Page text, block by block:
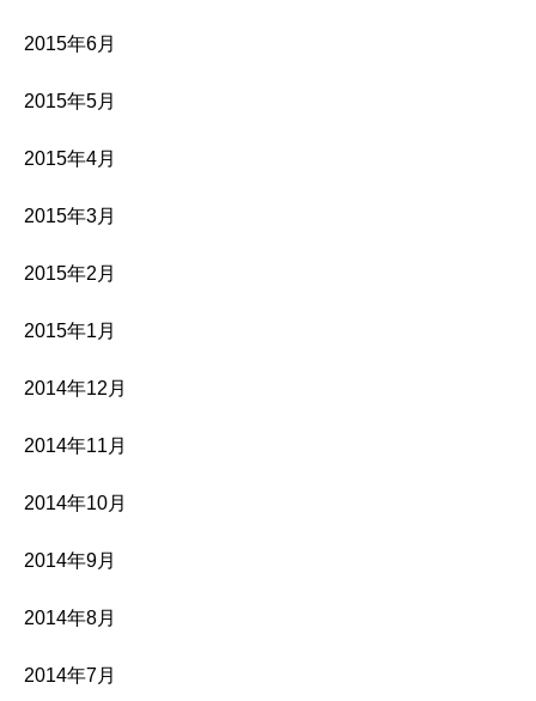
2015年6月
2015年5月
2015年4月
2015年3月
2015年2月
2015年1月
2014年12月
2014年11月
2014年10月
2014年9月
2014年8月
2014年7月